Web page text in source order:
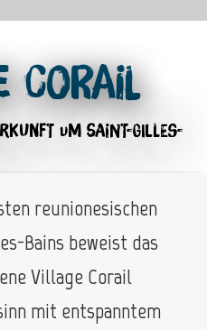
Corail
UM SAINT-GILLES-
reunionesischen
Bains beweist das
Village Corail
mit entspanntem